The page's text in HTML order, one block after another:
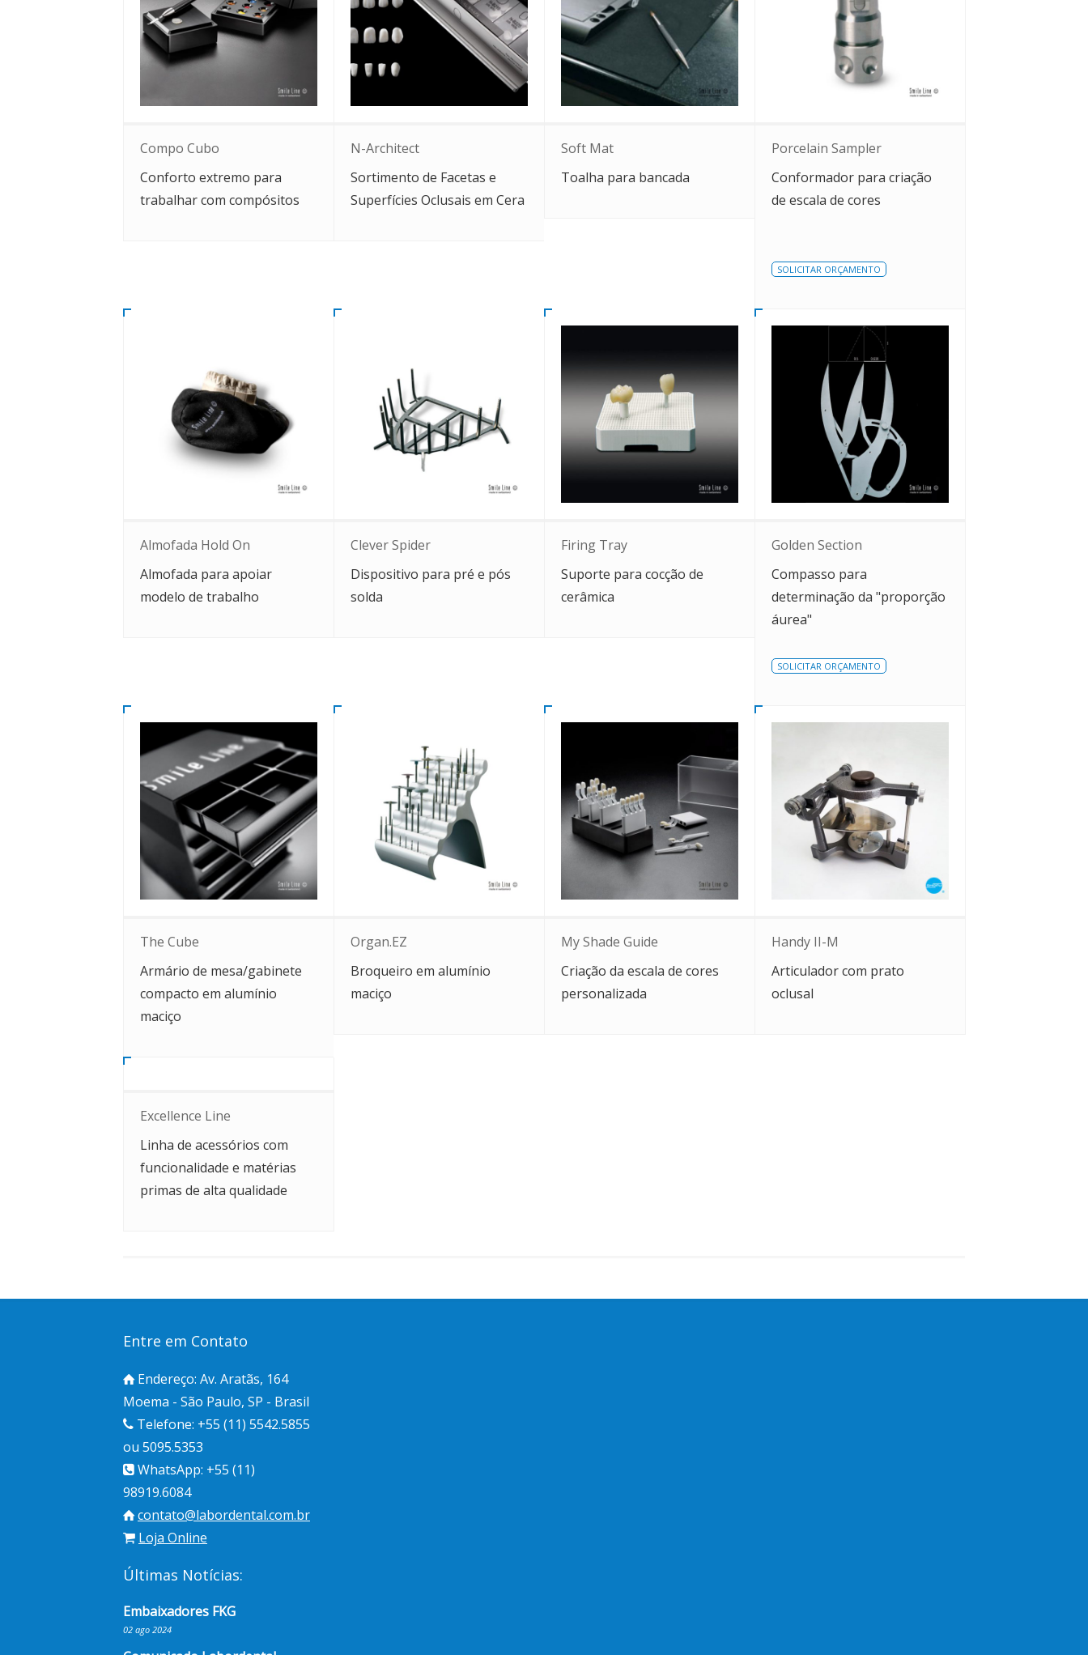
Compo Cubo
Conforto extremo para
trabalhar com compósitos
N-Architect
Sortimento de Facetas e
Superfícies Oclusais em Cera
Soft Mat
Toalha para bancada
Porcelain Sampler
Conformador para criação
de escala de cores
SOLICITAR ORÇAMENTO
Almofada Hold On
Almofada para apoiar
modelo de trabalho
Clever Spider
Dispositivo para pré e pós
solda
Firing Tray
Suporte para cocção de
cerâmica
Golden Section
Compasso para
determinação da "proporção
áurea"
SOLICITAR ORÇAMENTO
The Cube
Armário de mesa/gabinete
compacto em alumínio
maciço
Organ.EZ
Broqueiro em alumínio
maciço
My Shade Guide
Criação da escala de cores
personalizada
Handy II-M
Articulador com prato
oclusal
Excellence Line
Linha de acessórios com
funcionalidade e matérias
primas de alta qualidade
Entre em Contato
Endereço: Av. Aratãs, 164
Moema - São Paulo, SP - Brasil
Telefone: +55 (11) 5542.5855
ou 5095.5353
WhatsApp: +55 (11)
98919.6084
contato@labordental.com.br
Loja Online
Últimas Notícias:
Embaixadores FKG
02 ago 2024